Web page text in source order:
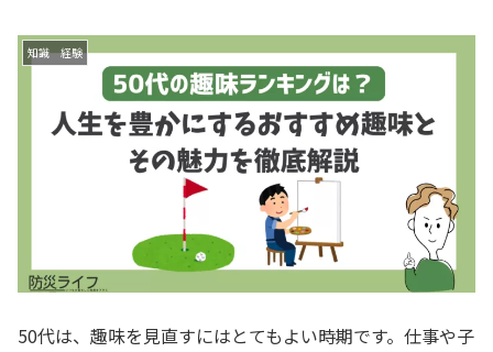
知識 経験
50代は、趣味を見直すにはとてもよい時期です。仕事や子